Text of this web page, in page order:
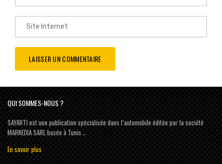
QUI SOMMES-NOUS ?
SAYARTI est une publication spécialisée dans l’automobile éditée par la société
MARKEDIA SARL basée à Tunis …
En savoir plus